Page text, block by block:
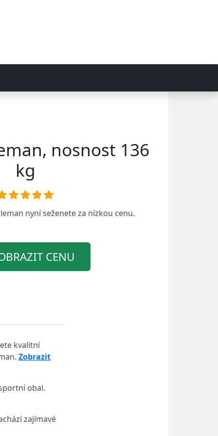
nosnost 136
kg
nyní seženete za nízkou cenu.
CENU
kvalitní
Zobrazit
obal.
zajímavé